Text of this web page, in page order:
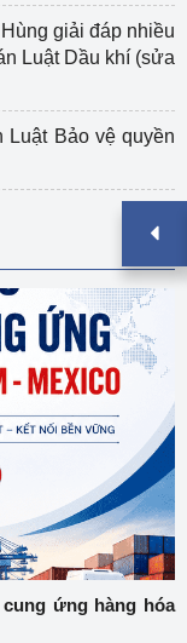
giải đáp nhiều
Luật Dầu khí (sửa
Luật Bảo vệ quyền
ứng hàng hóa